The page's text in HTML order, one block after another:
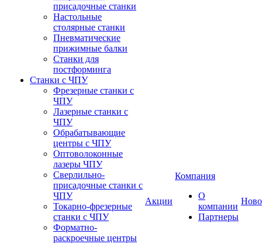
присадочные станки
Настольные
столярные станки
Пневматические
прижимные балки
Станки для
постформинга
Станки с ЧПУ
Фрезерные станки с
ЧПУ
Лазерные станки с
ЧПУ
Обрабатывающие
центры с ЧПУ
Оптоволоконные
лазеры ЧПУ
Сверлильно-
присадочные станки с
ЧПУ
Токарно-фрезерные
станки с ЧПУ
Форматно-
раскроечные центры
Акции
Компания
О
компании
Партнеры